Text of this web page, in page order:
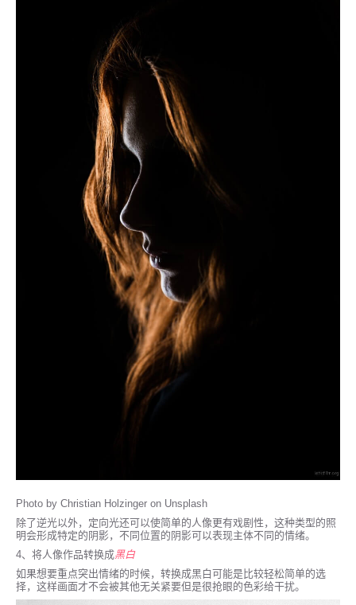
Photo by Christian Holzinger on Unsplash
除了逆光以外，定向光还可以使简单的人像更有戏剧性，这种类型的照
明会形成特定的阴影，不同位置的阴影可以表现主体不同的情绪。
4、将人像作品转换成黑白
如果想要重点突出情绪的时候，转换成黑白可能是比较轻松简单的选
择，这样画面才不会被其他无关紧要但是很抢眼的色彩给干扰。